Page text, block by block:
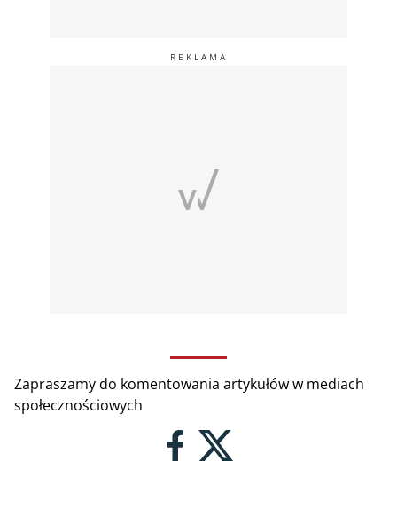
Zapraszamy do komentowania artykułów w mediach
społecznościowych